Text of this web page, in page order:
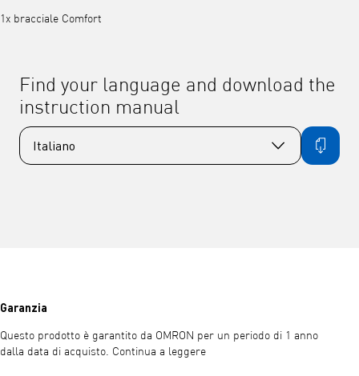
1x bracciale Comfort
Find your language and download the
instruction manual
Garanzia
Questo prodotto è garantito da OMRON per un periodo di 1 anno
dalla data di acquisto. Continua a leggere